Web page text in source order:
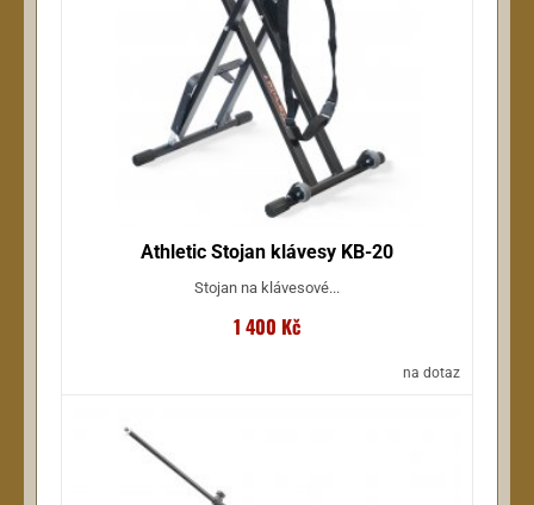
Athletic Stojan klávesy KB-20
Stojan na klávesové...
1 400 Kč
na dotaz